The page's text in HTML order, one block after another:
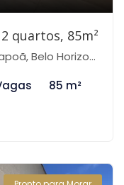
quartos, 85m²
Belo Horizonte-MG
85 m²